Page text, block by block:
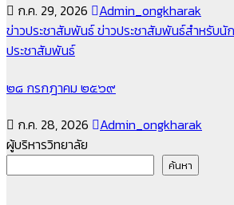
ก.ค. 29, 2026
Admin_ongkharak
ข่าวประชาสัมพันธ์ข่าวประชาสัมพันธ์สำหรับนั
ประชาสัมพันธ์
๒๘ กรกฎาคม ๒๕๖๙
ก.ค. 28, 2026
Admin_ongkharak
ผู้บริหารวิทยาลัย
ค้นหา